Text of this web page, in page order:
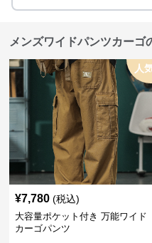
メンズワイドパンツカーゴ
人
¥7,780 (税込)
大容量ポケット付き 万能ワイド
カーゴパンツ